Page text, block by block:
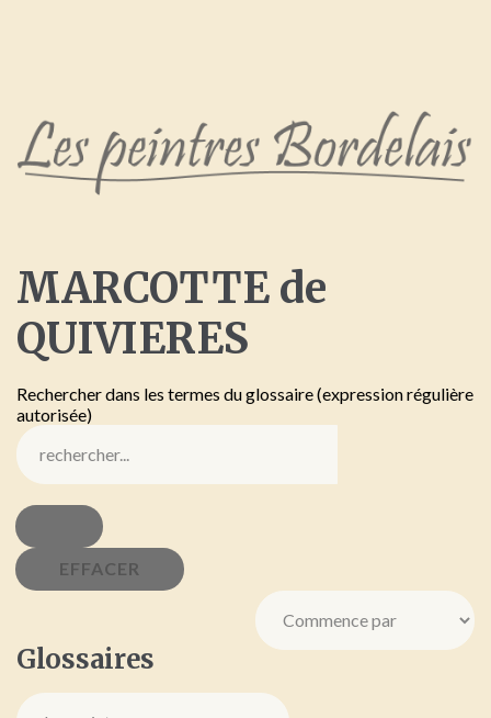
MARCOTTE de
QUIVIERES
Rechercher dans les termes du glossaire (expression régulière
autorisée)
Glossaires